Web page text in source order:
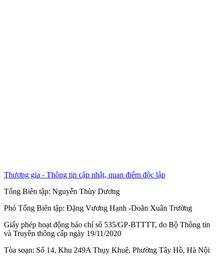
Thương gia - Thông tin cập nhật, quan điểm độc lập
Tổng Biên tập: Nguyễn Thùy Dương
Phó Tổng Biên tập: Đặng Vương Hạnh -Doãn Xuân Trường
Giấy phép hoạt động báo chí số 535/GP-BTTTT, do Bộ Thông tin
và Truyền thông cấp ngày 19/11/2020
Tòa soạn: Số 14, Khu 249A Thụy Khuê, Phường Tây Hồ, Hà Nội